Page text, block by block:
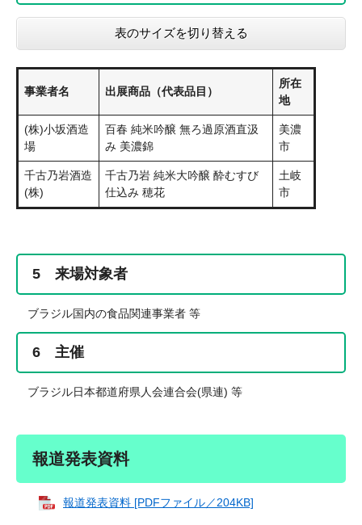
表のサイズを切り替える
事業者名 出展商品（代表品目）
所在
地
(株)小坂酒造
場
百春 純米吟醸 無ろ過原酒直汲
み 美濃錦
美濃
市
千古乃岩酒造
(株)
千古乃岩 純米大吟醸 酔むすび
仕込み 穂花
土岐
市
5 来場対象者
ブラジル国内の食品関連事業者 等
6 主催
ブラジル日本都道府県人会連合会(県連) 等
報道発表資料
報道発表資料 [PDFファイル／204KB]